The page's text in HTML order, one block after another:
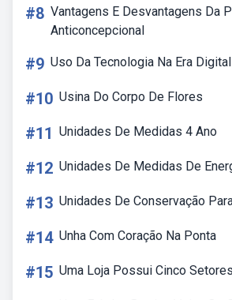
#8 Vantagens E Desvantagens Da
Anticoncepcional
#9 Uso Da Tecnologia Na Era
#10 Usina Do Corpo De Flores
#11 Unidades De Medidas 4 Ano
#12 Unidades De Medidas De
#13 Unidades De Conservação
#14 Unha Com Coração Na Ponta
#15 Uma Loja Possui Cinco